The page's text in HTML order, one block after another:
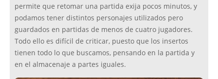
permite que retomar una partida exija pocos minutos, y
podamos tener distintos personajes utilizados pero
guardados en partidas de menos de cuatro jugadores.
Todo ello es difícil de criticar, puesto que los insertos
tienen todo lo que buscamos, pensando en la partida y
en el almacenaje a partes iguales.